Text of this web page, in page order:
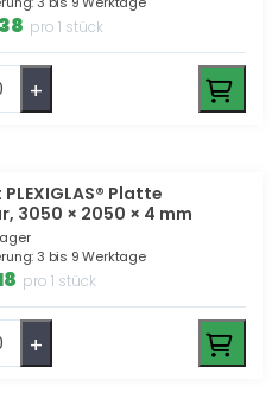
pro 1 stück
+
Platte
3050 × 2050 × 4 mm
3 bis 9 Werktage
pro 1 stück
+